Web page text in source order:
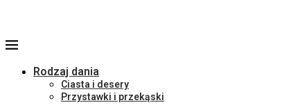
Rodzaj dania
Ciasta i desery
Przystawki i przekąski